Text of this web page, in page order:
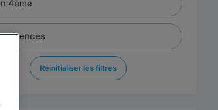
Réinitialiser les filtres